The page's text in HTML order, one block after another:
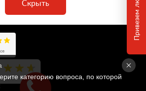
»
Скрыть
категорию вопроса, по которой